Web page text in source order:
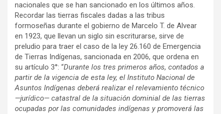
nacionales que se han sancionado en los últimos años.
Recordar las tierras fiscales dadas a las tribus
formoseñas durante el gobierno de Marcelo T. de Alvear
en 1923, que llevan un siglo sin escriturarse, sirve de
preludio para traer el caso de la ley 26.160 de Emergencia
de Tierras Indígenas, sancionada en 2006, que ordena en
su artículo 3°: “Durante los tres primeros años, contados a
partir de la vigencia de esta ley, el Instituto Nacional de
Asuntos Indígenas deberá realizar el relevamiento técnico
—jurídico— catastral de la situación dominial de las tierras
ocupadas por las comunidades indígenas y promoverá las